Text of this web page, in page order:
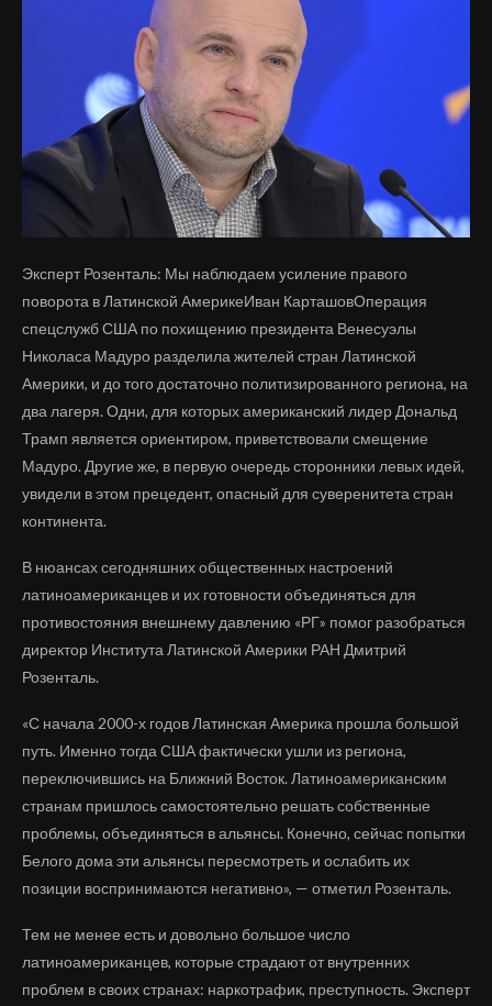
Эксперт Розенталь: Мы наблюдаем усиление правого
поворота в Латинской АмерикеИван КарташовОперация
спецслужб США по похищению президента Венесуэлы
Николаса Мадуро разделила жителей стран Латинской
Америки, и до того достаточно политизированного региона, на
два лагеря. Одни, для которых американский лидер Дональд
Трамп является ориентиром, приветствовали смещение
Мадуро. Другие же, в первую очередь сторонники левых идей,
увидели в этом прецедент, опасный для суверенитета стран
континента.
В нюансах сегодняшних общественных настроений
латиноамериканцев и их готовности объединяться для
противостояния внешнему давлению «РГ» помог разобраться
директор Института Латинской Америки РАН Дмитрий
Розенталь.
«С начала 2000-х годов Латинская Америка прошла большой
путь. Именно тогда США фактически ушли из региона,
переключившись на Ближний Восток. Латиноамериканским
странам пришлось самостоятельно решать собственные
проблемы, объединяться в альянсы. Конечно, сейчас попытки
Белого дома эти альянсы пересмотреть и ослабить их
позиции воспринимаются негативно», — отметил Розенталь.
Тем не менее есть и довольно большое число
латиноамериканцев, которые страдают от внутренних
проблем в своих странах: наркотрафик, преступность. Эксперт